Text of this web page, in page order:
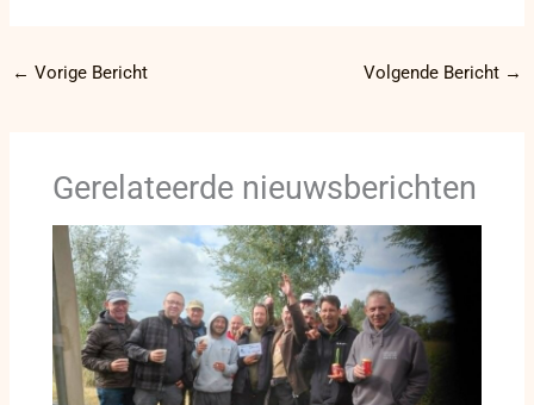
← Vorige Bericht Volgende Bericht →
Gerelateerde nieuwsberichten